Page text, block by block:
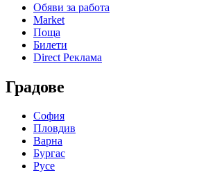
Обяви за работа
Market
Поща
Билети
Direct Реклама
Градове
София
Пловдив
Варна
Бургас
Русе